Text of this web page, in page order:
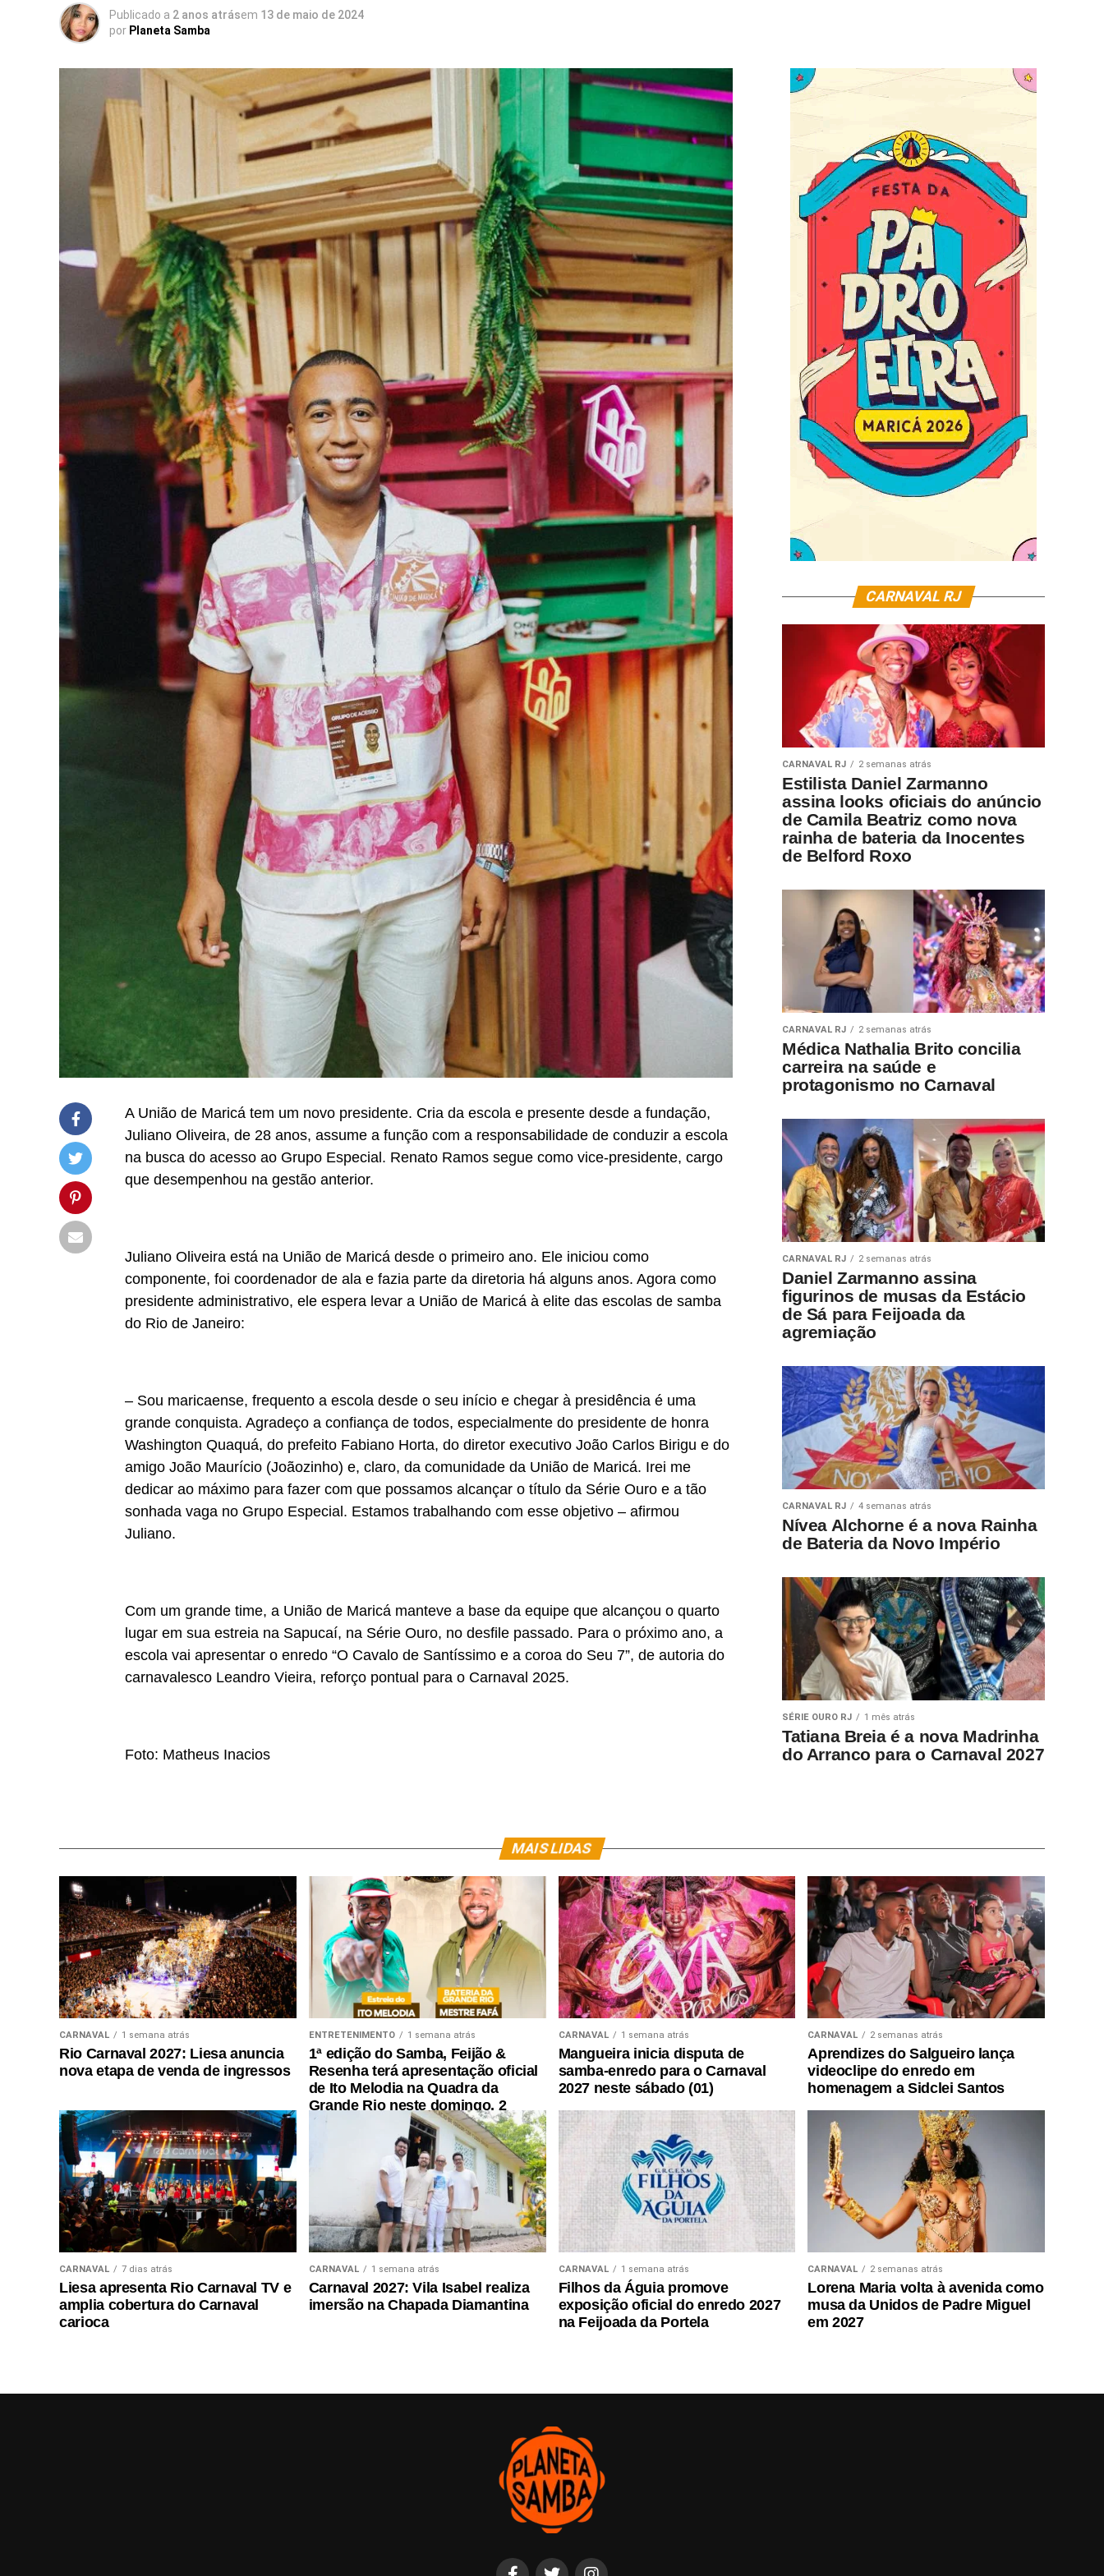
Publicado a 2 anos atrásem 13 de maio de 2024
por Planeta Samba
A União de Maricá tem um novo presidente. Cria da escola e presente desde a fundação,
Juliano Oliveira, de 28 anos, assume a função com a responsabilidade de conduzir a escola
na busca do acesso ao Grupo Especial. Renato Ramos segue como vice-presidente, cargo
que desempenhou na gestão anterior.
Juliano Oliveira está na União de Maricá desde o primeiro ano. Ele iniciou como
componente, foi coordenador de ala e fazia parte da diretoria há alguns anos. Agora como
presidente administrativo, ele espera levar a União de Maricá à elite das escolas de samba
do Rio de Janeiro:
– Sou maricaense, frequento a escola desde o seu início e chegar à presidência é uma
grande conquista. Agradeço a confiança de todos, especialmente do presidente de honra
Washington Quaquá, do prefeito Fabiano Horta, do diretor executivo João Carlos Birigu e do
amigo João Maurício (Joãozinho) e, claro, da comunidade da União de Maricá. Irei me
dedicar ao máximo para fazer com que possamos alcançar o título da Série Ouro e a tão
sonhada vaga no Grupo Especial. Estamos trabalhando com esse objetivo – afirmou
Juliano.
Com um grande time, a União de Maricá manteve a base da equipe que alcançou o quarto
lugar em sua estreia na Sapucaí, na Série Ouro, no desfile passado. Para o próximo ano, a
escola vai apresentar o enredo “O Cavalo de Santíssimo e a coroa do Seu 7”, de autoria do
carnavalesco Leandro Vieira, reforço pontual para o Carnaval 2025.
Foto: Matheus Inacios
CARNAVAL RJ
CARNAVAL RJ 2 semanas atrás
Estilista Daniel Zarmanno
assina looks oficiais do anúncio
de Camila Beatriz como nova
rainha de bateria da Inocentes
de Belford Roxo
CARNAVAL RJ 2 semanas atrás
Médica Nathalia Brito concilia
carreira na saúde e
protagonismo no Carnaval
CARNAVAL RJ 2 semanas atrás
Daniel Zarmanno assina
figurinos de musas da Estácio
de Sá para Feijoada da
agremiação
CARNAVAL RJ 4 semanas atrás
Nívea Alchorne é a nova Rainha
de Bateria da Novo Império
SÉRIE OURO RJ 1 mês atrás
Tatiana Breia é a nova Madrinha
do Arranco para o Carnaval 2027
MAIS LIDAS
CARNAVAL 1 semana atrás
Rio Carnaval 2027: Liesa anuncia
nova etapa de venda de ingressos
ENTRETENIMENTO 1 semana atrás
1ª edição do Samba, Feijão &
Resenha terá apresentação oficial
de Ito Melodia na Quadra da
Grande Rio neste domingo, 2
CARNAVAL 1 semana atrás
Mangueira inicia disputa de
samba-enredo para o Carnaval
2027 neste sábado (01)
CARNAVAL 2 semanas atrás
Aprendizes do Salgueiro lança
videoclipe do enredo em
homenagem a Sidclei Santos
CARNAVAL 7 dias atrás
Liesa apresenta Rio Carnaval TV e
amplia cobertura do Carnaval
carioca
CARNAVAL 1 semana atrás
Carnaval 2027: Vila Isabel realiza
imersão na Chapada Diamantina
CARNAVAL 1 semana atrás
Filhos da Águia promove
exposição oficial do enredo 2027
na Feijoada da Portela
CARNAVAL 2 semanas atrás
Lorena Maria volta à avenida como
musa da Unidos de Padre Miguel
em 2027